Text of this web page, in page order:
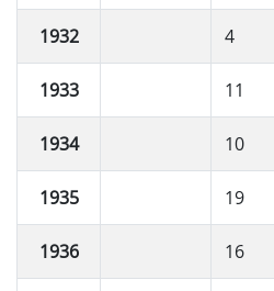
1932 4
1933 11
1934 10
1935 19
1936 16